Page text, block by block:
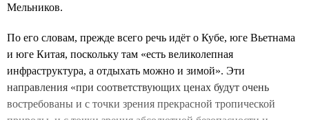
Мельников.
По его словам, прежде всего речь идёт о Кубе, юге Вьетнама
и юге Китая, поскольку там «есть великолепная
инфраструктура, а отдыхать можно и зимой». Эти
направления «при соответствующих ценах будут очень
востребованы и с точки зрения прекрасной тропической